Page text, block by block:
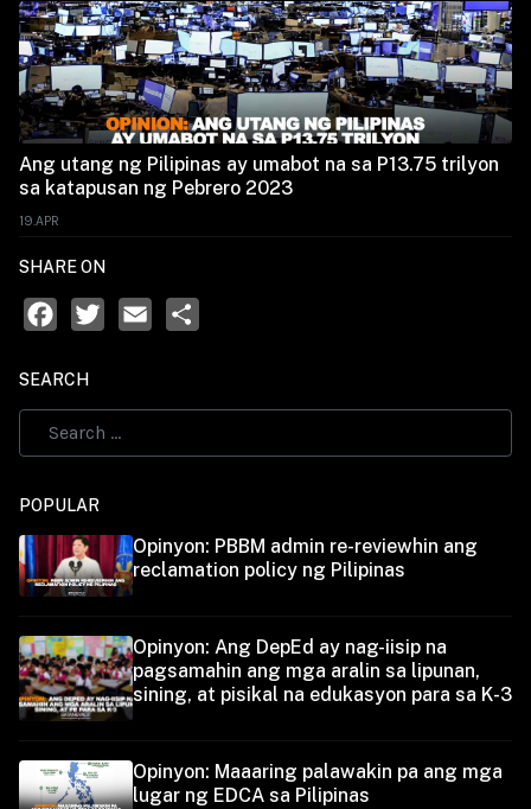
Ang utang ng Pilipinas ay umabot na sa P13.75 trilyon
sa katapusan ng Pebrero 2023
19.APR
SHARE ON
SEARCH
POPULAR
Opinyon: PBBM admin re-reviewhin ang
reclamation policy ng Pilipinas
Opinyon: Ang DepEd ay nag-iisip na
pagsamahin ang mga aralin sa lipunan,
sining, at pisikal na edukasyon para sa K-3
Opinyon: Maaaring palawakin pa ang mga
lugar ng EDCA sa Pilipinas